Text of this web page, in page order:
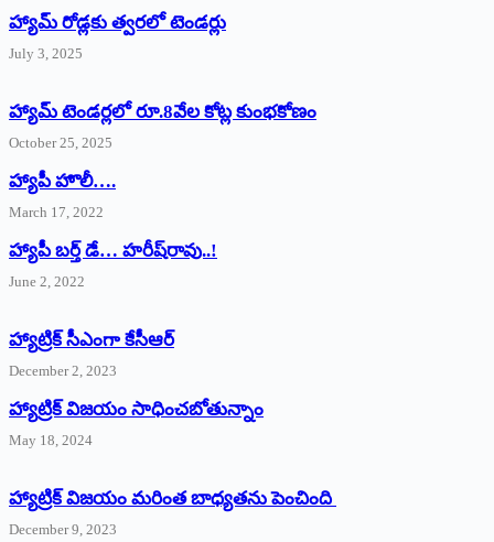
హ్యామ్‌ రోడ్లకు త్వరలో టెండర్లు
July 3, 2025
హ్యామ్‌ ‌టెండర్లలో రూ.8వేల కోట్ల కుంభకోణం
October 25, 2025
హ్యాపీ హొలీ….
March 17, 2022
హ్యాపీ బర్త్ ‌డే… హరీష్‌రావు..!
June 2, 2022
హ్యాట్రిక్‌ ‌సీఎంగా కేసీఆర్‌
December 2, 2023
హ్యాట్రిక్‌ విజయం సాధించబోతున్నాం
May 18, 2024
హ్యాట్రిక్ విజయం మరింత బాధ్యతను పెంచింది
December 9, 2023